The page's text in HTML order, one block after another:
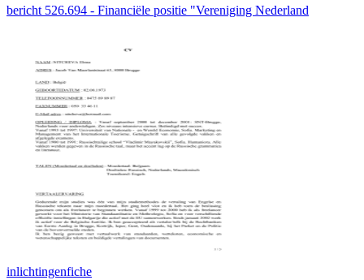
bericht 526.694 - Financiële positie "Vereniging Nederland
inlichtingenfiche